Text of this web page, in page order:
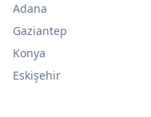
Adana
Gaziantep
Konya
Eskişehir